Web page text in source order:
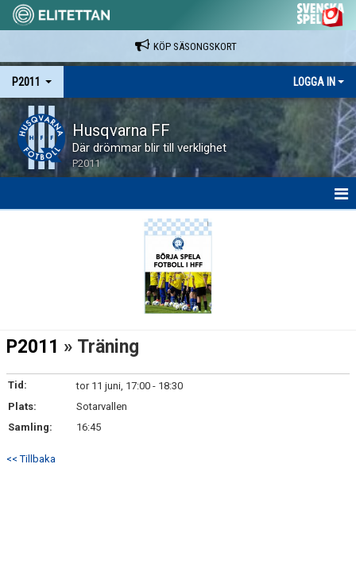
KÖP SÄSONGSKORT
P2011 LOGGA IN
Husqvarna FF
Där drömmar blir till verklighet
P2011
DOKUMENT
P2011 » Träning
Tid:
tor 11 juni, 17:00 - 18:30
Plats:
Sotarvallen
Samling:
16:45
<< Tillbaka